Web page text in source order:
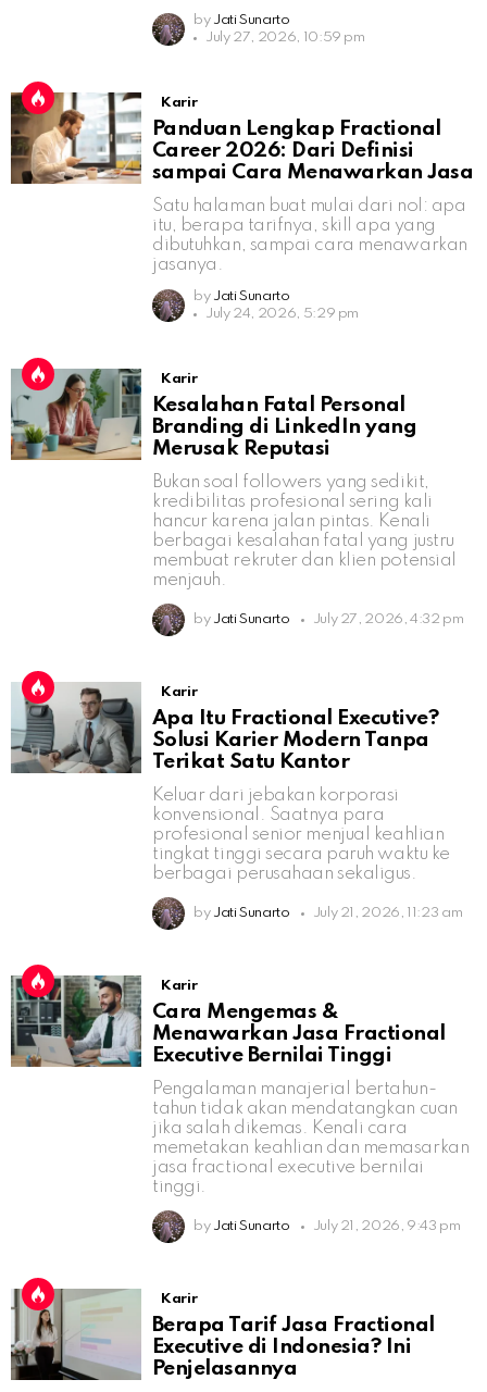
by Jati Sunarto
July 27, 2026, 10:59 pm
Karir
Panduan Lengkap Fractional
Career 2026: Dari Definisi
sampai Cara Menawarkan Jasa
Satu halaman buat mulai dari nol: apa
itu, berapa tarifnya, skill apa yang
dibutuhkan, sampai cara menawarkan
jasanya.
by Jati Sunarto
July 24, 2026, 5:29 pm
Karir
Kesalahan Fatal Personal
Branding di LinkedIn yang
Merusak Reputasi
Bukan soal followers yang sedikit,
kredibilitas profesional sering kali
hancur karena jalan pintas. Kenali
berbagai kesalahan fatal yang justru
membuat rekruter dan klien potensial
menjauh.
by Jati Sunarto July 27, 2026, 4:32 pm
Karir
Apa Itu Fractional Executive?
Solusi Karier Modern Tanpa
Terikat Satu Kantor
Keluar dari jebakan korporasi
konvensional. Saatnya para
profesional senior menjual keahlian
tingkat tinggi secara paruh waktu ke
berbagai perusahaan sekaligus.
by Jati Sunarto July 21, 2026, 11:23 am
Karir
Cara Mengemas &
Menawarkan Jasa Fractional
Executive Bernilai Tinggi
Pengalaman manajerial bertahun-
tahun tidak akan mendatangkan cuan
jika salah dikemas. Kenali cara
memetakan keahlian dan memasarkan
jasa fractional executive bernilai
tinggi.
by Jati Sunarto July 21, 2026, 9:43 pm
Karir
Berapa Tarif Jasa Fractional
Executive di Indonesia? Ini
Penjelasannya